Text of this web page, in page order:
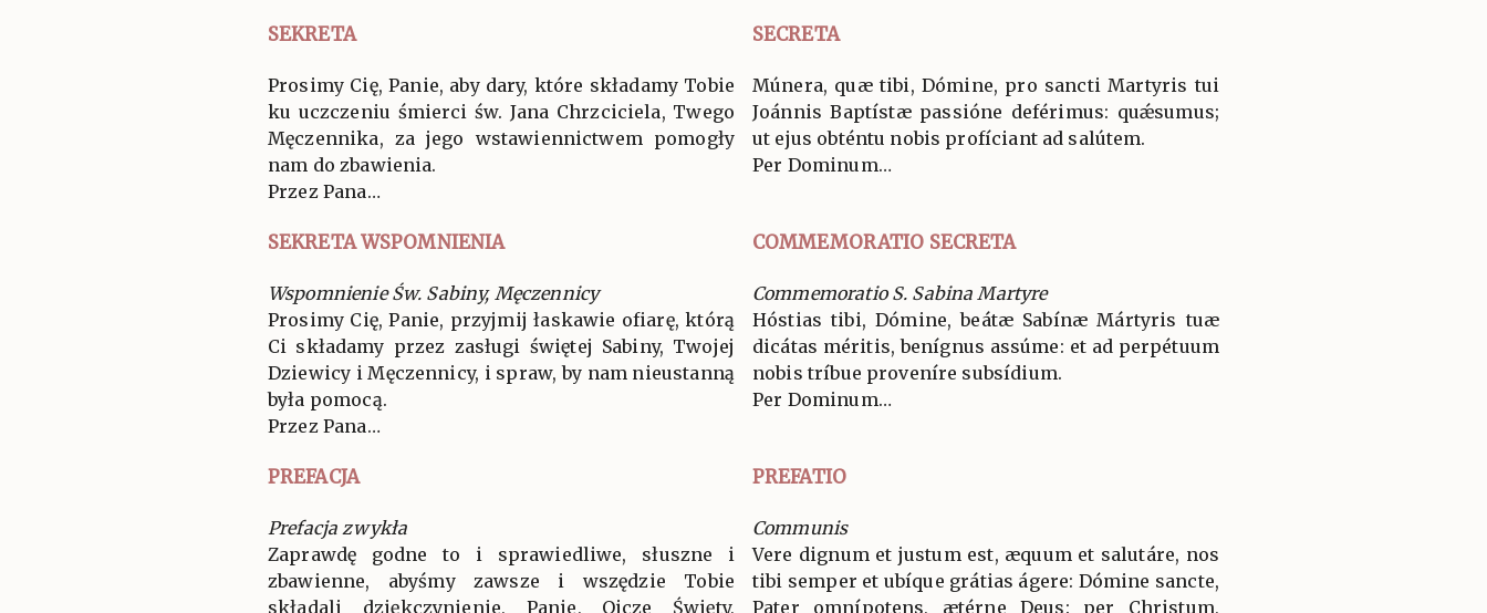
SEKRETA SECRETA
Prosimy Cię, Panie, aby dary, które składamy Tobie
ku uczczeniu śmierci św. Jana Chrzciciela, Twego
Męczennika, za jego wstawiennictwem pomogły
nam do zbawienia.
Przez Pana…
Múnera, quæ tibi, Dómine, pro sancti Martyris tui
Joánnis Baptístæ passióne deférimus: quǽsumus;
ut ejus obténtu nobis profíciant ad salútem.
Per Dominum…
SEKRETA WSPOMNIENIA COMMEMORATIO SECRETA
Wspomnienie Św. Sabiny, Męczennicy
Prosimy Cię, Panie, przyjmij łaskawie ofiarę, którą
Ci składamy przez zasługi świętej Sabiny, Twojej
Dziewicy i Męczennicy, i spraw, by nam nieustanną
była pomocą.
Przez Pana…
Commemoratio S. Sabina Martyre
Hóstias tibi, Dómine, beátæ Sabínæ Mártyris tuæ
dicátas méritis, benígnus assúme: et ad perpétuum
nobis tríbue proveníre subsídium.
Per Dominum…
PREFACJA PREFATIO
Prefacja zwykła
Zaprawdę godne to i sprawiedliwe, słuszne i
zbawienne, abyśmy zawsze i wszędzie Tobie
składali dziękczynienie, Panie, Ojcze Święty,
Communis
Vere dignum et justum est, æquum et salutáre, nos
tibi semper et ubíque grátias ágere: Dómine sancte,
Pater omnípotens, ætérne Deus: per Christum,